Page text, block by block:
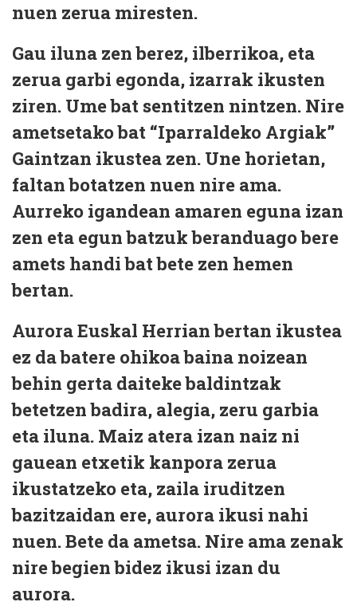
nuen zerua miresten.
Gau iluna zen berez, ilberrikoa, eta
zerua garbi egonda, izarrak ikusten
ziren. Ume bat sentitzen nintzen. Nire
ametsetako bat “Iparraldeko Argiak”
Gaintzan ikustea zen. Une horietan,
faltan botatzen nuen nire ama.
Aurreko igandean amaren eguna izan
zen eta egun batzuk beranduago bere
amets handi bat bete zen hemen
bertan.
Aurora Euskal Herrian bertan ikustea
ez da batere ohikoa baina noizean
behin gerta daiteke baldintzak
betetzen badira, alegia, zeru garbia
eta iluna. Maiz atera izan naiz ni
gauean etxetik kanpora zerua
ikustatzeko eta, zaila iruditzen
bazitzaidan ere, aurora ikusi nahi
nuen. Bete da ametsa. Nire ama zenak
nire begien bidez ikusi izan du
aurora.